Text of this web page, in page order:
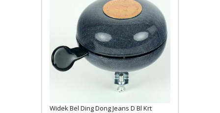
Widek Bel Ding Dong Jeans D Bl Krt